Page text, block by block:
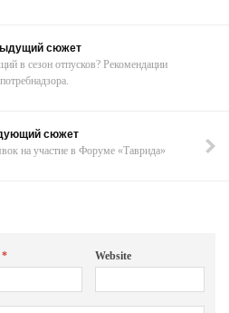
сюжет
в сезон отпусков? Рекомендации
сюжет
на участие в Форуме «Таврида»
* Website